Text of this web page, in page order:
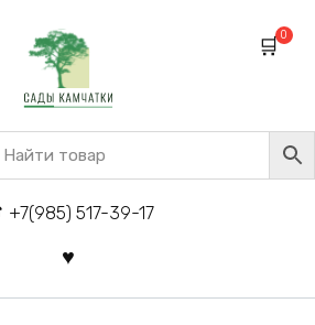
+7(985) 517-39-17
0